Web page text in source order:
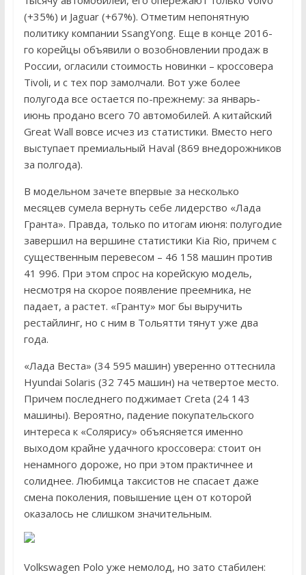
(+35%) и Jaguar (+67%). Отметим непонятную
политику компании SsangYong. Еще в конце 2016-
го корейцы объявили о возобновлении продаж в
России, огласили стоимость новинки – кроссовера
Tivoli, и с тех пор замолчали. Вот уже более
полугода все остается по-прежнему: за январь-
июнь продано всего 70 автомобилей. А китайский
Great Wall вовсе исчез из статистики. Вместо него
выступает премиальный Haval (869 внедорожников
за полгода).
В модельном зачете впервые за несколько
месяцев сумела вернуть себе лидерство «Лада
Гранта». Правда, только по итогам июня: полугодие
завершил на вершине статистики Kia Rio, причем с
существенным перевесом – 46 158 машин против
41 996. При этом спрос на корейскую модель,
несмотря на скорое появление преемника, не
падает, а растет. «Гранту» мог бы выручить
рестайлинг, но с ним в Тольятти тянут уже два
года.
«Лада Веста» (34 595 машин) уверенно оттеснила
Hyundai Solaris (32 745 машин) на четвертое место.
Причем последнего поджимает Creta (24 143
машины). Вероятно, падение покупательского
интереса к «Солярису» объясняется именно
выходом крайне удачного кроссовера: стоит он
ненамного дороже, но при этом практичнее и
солиднее. Любимца таксистов не спасает даже
смена поколения, повышение цен от которой
оказалось не слишком значительным.
Volkswagen Polo уже немолод, но зато стабилен: